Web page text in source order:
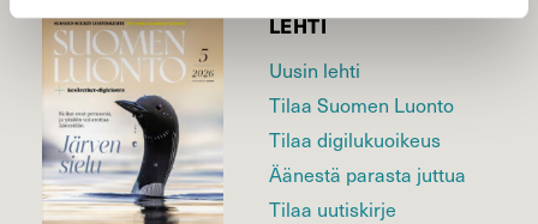
LEHTI
Uusin lehti
Tilaa Suomen Luonto
Tilaa digilukuoikeus
Äänestä parasta juttua
Tilaa uutiskirje